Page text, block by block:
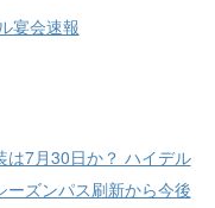
宴会速報
は7月30日か？ ハイデル
ズンパス刷新から今後